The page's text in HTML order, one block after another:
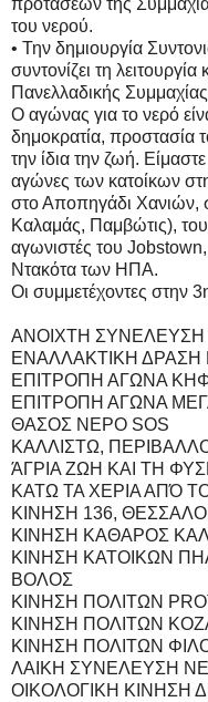
προτάσεων της
του νερού.
• Την δημιουργία
συντονίζει τη λειτουργία
Πανελλαδικής
Ο αγώνας για το νερό
δημοκρατία, προστασία
την ίδια την ζωή.
αγώνες των κατοίκων
στο Αποπηγάδι Χανιών,
Καλαμάς, Παμβώτις),
αγωνιστές του
Ντακότα των ΗΠΑ.
Οι συμμετέχοντες στην
ΑΝΟΙΧΤΗ ΣΥΝΕΛΕΥΣΗ
ΕΝΑΛΛΑΚΤΙΚΗ ΔΡΑΣΗ
ΕΠΙΤΡΟΠΗ ΑΓΩΝΑ
ΕΠΙΤΡΟΠΗ ΑΓΩΝΑ
ΘΑΣΟΣ ΝΕΡΟ SOS
ΚΑΛΛΙΣΤΩ,
ΆΓΡΙΑ ΖΩΗ ΚΑΙ ΤΗ
ΚΑΤΩ ΤΑ ΧΕΡΙΑ ΑΠΌ
ΚΙΝΗΣΗ 136,
ΚΙΝΗΣΗ ΚΑΘΑΡΟΣ
ΚΙΝΗΣΗ ΚΑΤΟΙΚΩΝ
ΒΟΛΟΣ
ΚΙΝΗΣΗ ΠΟΛΙΤΩΝ
ΚΙΝΗΣΗ ΠΟΛΙΤΩΝ
ΚΙΝΗΣΗ ΠΟΛΙΤΩΝ
ΛΑΙΚΗ ΣΥΝΕΛΕΥΣΗ
ΟΙΚΟΛΟΓΙΚΗ ΚΙΝΗΣΗ